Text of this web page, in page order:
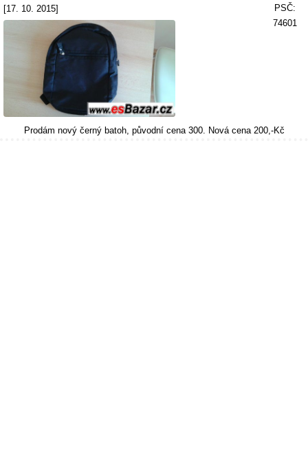
[17. 10. 2015]
PSČ:
74601
Prodám nový černý batoh, původní cena 300. Nová cena 200,-Kč